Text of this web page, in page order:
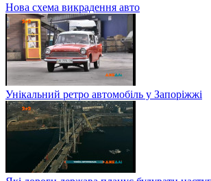
Нова схема викрадення авто
Унікальний ретро автомобіль у Запоріжжі